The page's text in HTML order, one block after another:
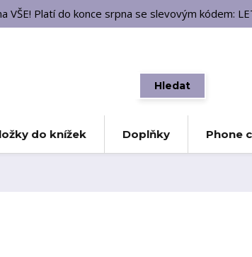
Platí do konce srpna se slevovým kódem:
Hledat
do knížek Doplňky Phone